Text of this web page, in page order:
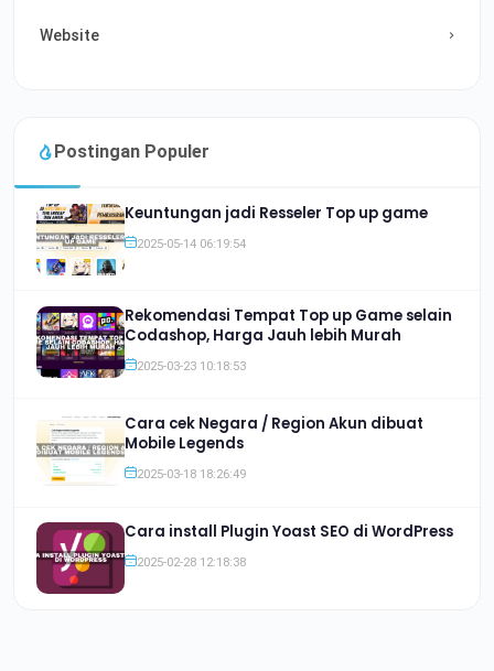
Website
Postingan Populer
Keuntungan jadi Resseler Top up game
2025-05-14 06:19:54
Rekomendasi Tempat Top up Game selain
Codashop, Harga Jauh lebih Murah
2025-03-23 10:18:53
Cara cek Negara / Region Akun dibuat
Mobile Legends
2025-03-18 18:26:49
Cara install Plugin Yoast SEO di WordPress
2025-02-28 12:18:38